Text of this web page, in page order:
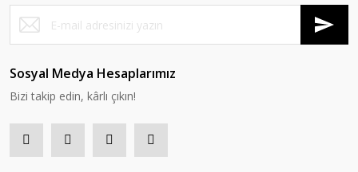
Sosyal Medya Hesaplarımız
Bizi takip edin, kârlı çıkın!